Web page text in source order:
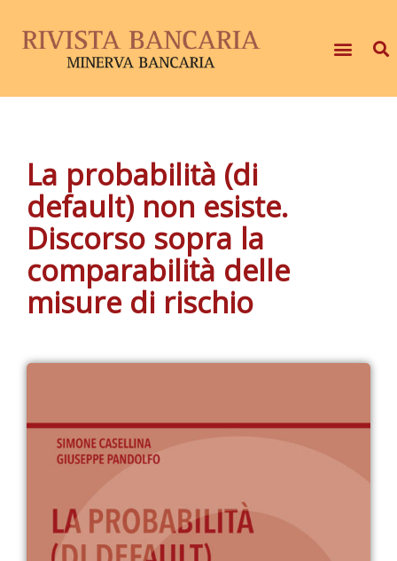
La probabilità (di
default) non esiste.
Discorso sopra la
comparabilità delle
misure di rischio